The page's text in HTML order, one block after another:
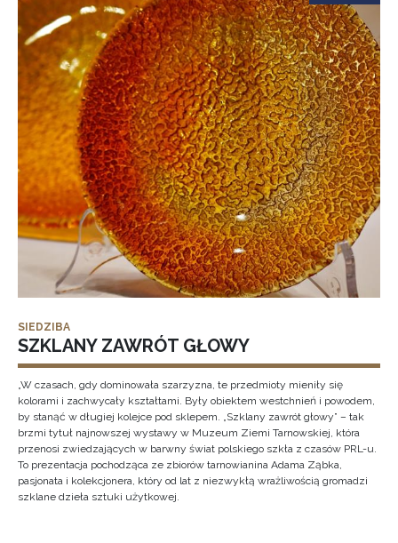
SIEDZIBA
SZKLANY ZAWRÓT GŁOWY
„W czasach, gdy dominowała szarzyzna, te przedmioty mieniły się
kolorami i zachwycały kształtami. Były obiektem westchnień i powodem,
by stanąć w długiej kolejce pod sklepem. „Szklany zawrót głowy” – tak
brzmi tytuł najnowszej wystawy w Muzeum Ziemi Tarnowskiej, która
przenosi zwiedzających w barwny świat polskiego szkła z czasów PRL-u.
To prezentacja pochodząca ze zbiorów tarnowianina Adama Ząbka,
pasjonata i kolekcjonera, który od lat z niezwykłą wrażliwością gromadzi
szklane dzieła sztuki użytkowej.